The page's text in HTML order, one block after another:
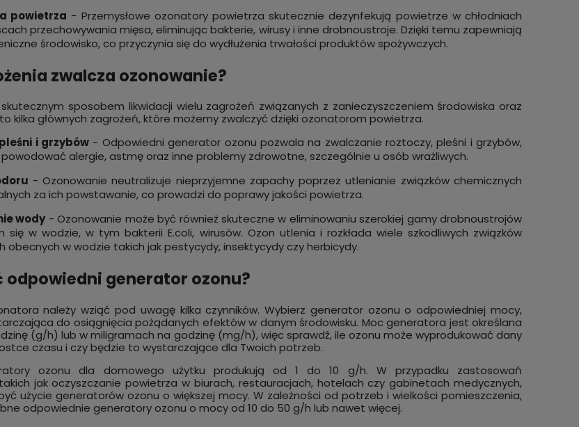
powietrza - Przemysłowe ozonatory powietrza skutecznie dezynfekują powietrze w chłodniach
przechowywania mięsa, eliminując bakterie, wirusy i inne drobnoustroje. Dzięki temu zapewniają
środowisko, co przyczynia się do wydłużenia trwałości produktów spożywczych.
zwalcza ozonowanie?
sposobem likwidacji wielu zagrożeń związanych z zanieczyszczeniem środowiska oraz
kilka głównych zagrożeń, które możemy zwalczyć dzięki ozonatorom powietrza.
i grzybów - Odpowiedni generator ozonu pozwala na zwalczanie roztoczy, pleśni i grzybów,
alergie, astmę oraz inne problemy zdrowotne, szczególnie u osób wrażliwych.
- Ozonowanie neutralizuje nieprzyjemne zapachy poprzez utlenianie związków chemicznych
za ich powstawanie, co prowadzi do poprawy jakości powietrza.
wody- Ozonowanie może być również skuteczne w eliminowaniu szerokiej gamy drobnoustrojów
się w wodzie, w tym bakterii E.coli, wirusów. Ozon utlenia i rozkłada wiele szkodliwych związków
obecnych w wodzie takich jak pestycydy, insektycydy czy herbicydy.
odpowiedni generator ozonu?
należy wziąć pod uwagę kilka czynników. Wybierz generator ozonu o odpowiedniej mocy,
do osiągnięcia pożądanych efektów w danym środowisku. Moc generatora jest określana
(g/h) lub w miligramach na godzinę (mg/h), więc sprawdź, ile ozonu może wyprodukować dany
czasu i czy będzie to wystarczające dla Twoich potrzeb.
ozonu dla domowego użytku produkują od 1 do 10 g/h. W przypadku zastosowań
jak oczyszczanie powietrza w biurach, restauracjach, hotelach czy gabinetach medycznych,
użycie generatorów ozonu o większej mocy. W zależności od potrzeb i wielkości pomieszczenia,
odpowiednie generatory ozonu o mocy od 10 do 50 g/h lub nawet więcej.